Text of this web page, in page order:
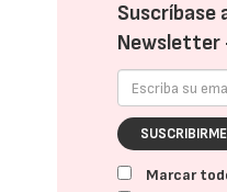
Suscríbase
Newsletter
Marcar